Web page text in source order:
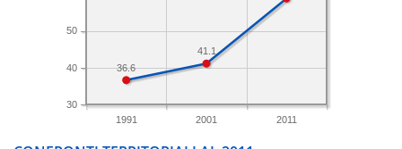
1991 2001 2011
30
40
50
41.1
36.6